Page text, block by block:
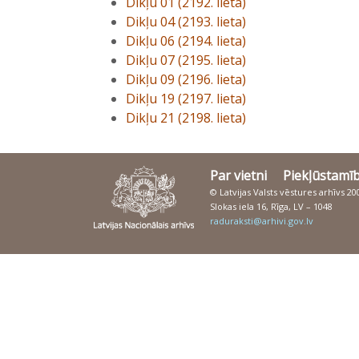
Dikļu 04 (2193. lieta)
Dikļu 06 (2194. lieta)
Dikļu 07 (2195. lieta)
Dikļu 09 (2196. lieta)
Dikļu 19 (2197. lieta)
Dikļu 21 (2198. lieta)
Par vietni
© Latvijas Valsts vēstures arhīvs
Slokas iela 16, Rīga, LV – 1048
raduraksti@arhivi.gov.lv